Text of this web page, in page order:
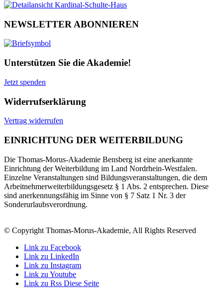
NEWSLETTER ABONNIEREN
Unterstützen Sie die Akademie!
Jetzt spenden
Widerrufserklärung
Vertrag widerrufen
EINRICHTUNG DER WEITERBILDUNG
Die Thomas-Morus-Akademie Bensberg ist eine anerkannte
Einrichtung der Weiterbildung im Land Nordrhein-Westfalen.
Einzelne Veranstaltungen sind Bildungsveranstaltungen, die dem
Arbeitnehmerweiterbildungsgesetz § 1 Abs. 2 entsprechen. Diese
sind anerkennungsfähig im Sinne von § 7 Satz 1 Nr. 3 der
Sonderurlaubsverordnung.
© Copyright Thomas-Morus-Akademie, All Rights Reserved
Link zu Facebook
Link zu LinkedIn
Link zu Instagram
Link zu Youtube
Link zu Rss Diese Seite